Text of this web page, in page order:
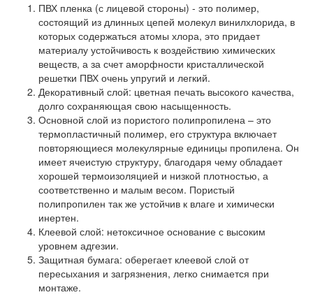
ПВХ пленка (с лицевой стороны) - это полимер,
состоящий из длинных цепей молекул винилхлорида, в
которых содержаться атомы хлора, это придает
материалу устойчивость к воздействию химических
веществ, а за счет аморфности кристаллической
решетки ПВХ очень упругий и легкий.
Декоративный слой: цветная печать высокого качества,
долго сохраняющая свою насыщенность.
Основной слой из пористого полипропилена – это
термопластичный полимер, его структура включает
повторяющиеся молекулярные единицы пропилена. Он
имеет ячеистую структуру, благодаря чему обладает
хорошей термоизоляцией и низкой плотностью, а
соответственно и малым весом. Пористый
полипропилен так же устойчив к влаге и химически
инертен.
Клеевой слой: нетоксичное основание с высоким
уровнем адгезии.
Защитная бумага: оберегает клеевой слой от
пересыхания и загрязнения, легко снимается при
монтаже.